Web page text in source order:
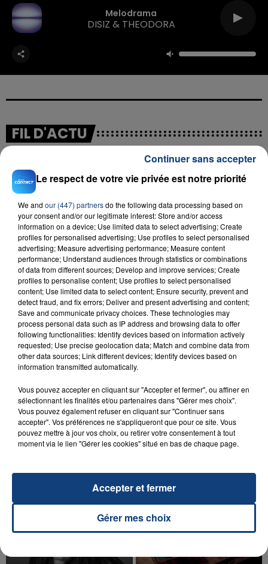
Melodrama
DISIZ & THEODORA
FIL D'ACTU
23 juillet 2026
INCENDIE MORTEL À LENS : UNE FEMME ET
SON BÉBÉ ENTRE LA VIE ET LA...
Un homme s'est immolé par le feu après avoir
aspergé sa compagne et leur bébé de trois mois
d'un liquide inflammable.
20 juillet 2026
UNE ADOLESCENTE DEVANT SE FAIRE
OPÉRER DE LA CHEVILLE RESSORT DE LA...
La famille a porté plainte contre la clinique qui a
excuses.
TITRES DIFFUSÉS
14h05
14h05
Le respect de votre vie privée est notre priorité
We and our (447) partnersdo the following data processing based on
your consent and/or our legitimate interest: Store and/or access
information on a device; Use limited data to select advertising; Create
profiles for personalised advertising; Use profiles to select personalised
advertising; Measure advertising performance; Measure content
performance; Understand audiences through statistics or combinations
of data from different sources; Develop and improve services; Create
profiles to personalise content; Use profiles to select personalised
content; Use limited data to select content; Ensure security, prevent and
detect fraud, and fix errors; Deliver and present advertising and content;
Save and communicate privacy choices. These technologies may
process personal data such as IP address and browsing data to offer
following functionalities: Identify devices based on information actively
requested; Use precise geolocation data; Match and combine data from
other data sources; Link different devices; Identify devices based on
information transmitted automatically.
Vous pouvez accepter en cliquant sur "Accepter et fermer", ou affiner en
sélectionnant les finalités et/ou partenaires dans "Gérer mes choix".
Vous pouvez également refuser en cliquant sur "Continuer sans
accepter". Vos préférences ne s'appliqueront que pour ce site. Vous
pouvez mettre à jour vos choix, ou retirer votre consentement à tout
moment via le lien "Gérer les cookies" situé en bas de chaque page.
Gérer mes choix
Accepter et fermer
Continuer sans accepter